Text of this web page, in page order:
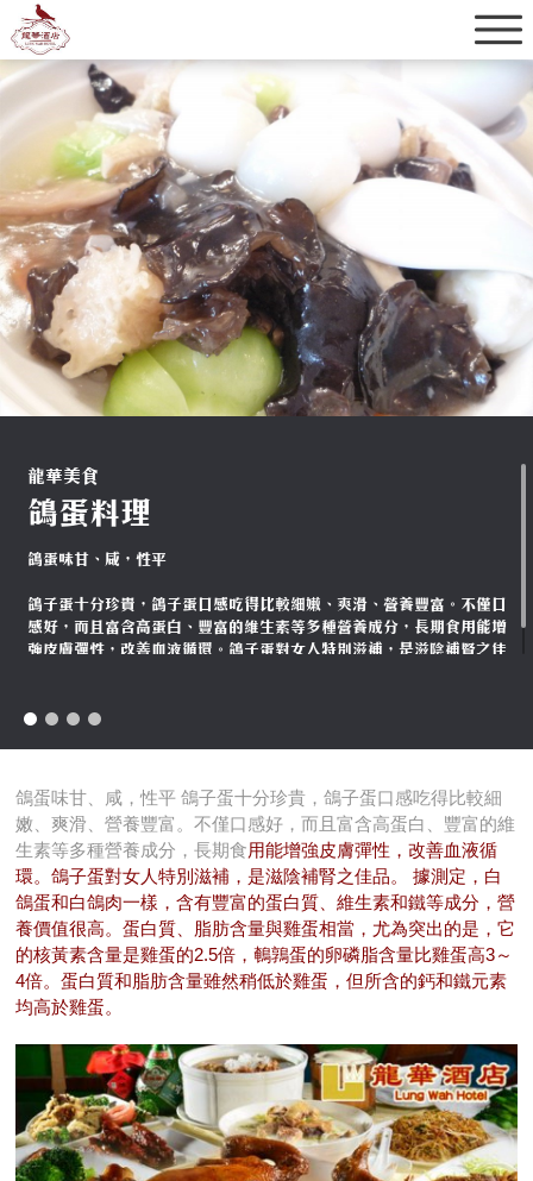
龍華美食
鴿蛋料理
鴿蛋味甘、咸，性平
鴿子蛋十分珍貴，鴿子蛋口感吃得比較細嫩、爽滑、營養豐富。不僅口
感好，而且富含高蛋白、豐富的維生素等多種營養成分，長期食用能增
強皮膚彈性，改善血液循環。鴿子蛋對女人特別滋補，是滋陰補腎之佳
龍華美食
素食料理
鴿蛋味甘、咸，性平 鴿子蛋十分珍貴，鴿子蛋口感吃得比較細
嫩、爽滑、營養豐富。不僅口感好，而且富含高蛋白、豐富的維
生素等多種營養成分，長期食用能增強皮膚彈性，改善血液循
環。鴿子蛋對女人特別滋補，是滋陰補腎之佳品。 據測定，白
鴿蛋和白鴿肉一樣，含有豐富的蛋白質、維生素和鐵等成分，營
養價值很高。蛋白質、脂肪含量與雞蛋相當，尤為突出的是，它
的核黃素含量是雞蛋的2.5倍，鵪鶉蛋的卵磷脂含量比雞蛋高3～
4倍。蛋白質和脂肪含量雖然稍低於雞蛋，但所含的鈣和鐵元素
均高於雞蛋。